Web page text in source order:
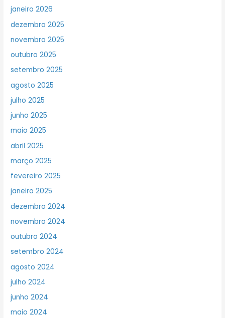
janeiro 2026
dezembro 2025
novembro 2025
outubro 2025
setembro 2025
agosto 2025
julho 2025
junho 2025
maio 2025
abril 2025
março 2025
fevereiro 2025
janeiro 2025
dezembro 2024
novembro 2024
outubro 2024
setembro 2024
agosto 2024
julho 2024
junho 2024
maio 2024